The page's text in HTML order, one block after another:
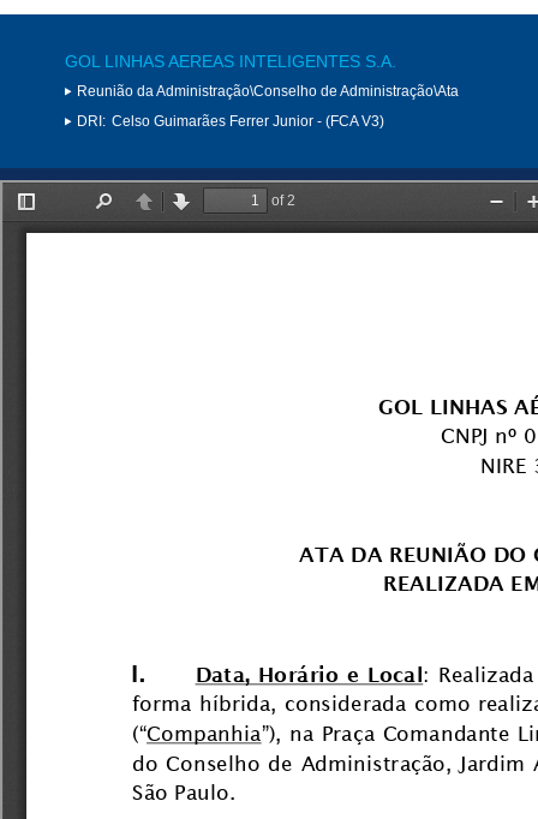
GOL LINHAS AEREAS INTELIGENTES S.A.
Reunião da Administração\Conselho de Administração\Ata
DRI: Celso Guimarães Ferrer Junior - (FCA V3)